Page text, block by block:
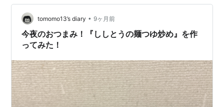
のトップページへリンクします。 中央マンドリンクラブ
のページへリンクします。 フランク永井鉛筆画前橋展示
室のページへリンクします。
tomomo13’s diary • 9ヶ月前
今夜のおつまみ！『ししとうの麺つゆ炒め』を作
ってみた！